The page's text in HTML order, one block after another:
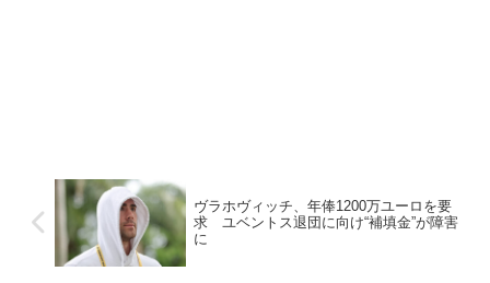
ヴラホヴィッチ、年俸1200万ユーロを要
求 ユベントス退団に向け“補填金”が障害
に